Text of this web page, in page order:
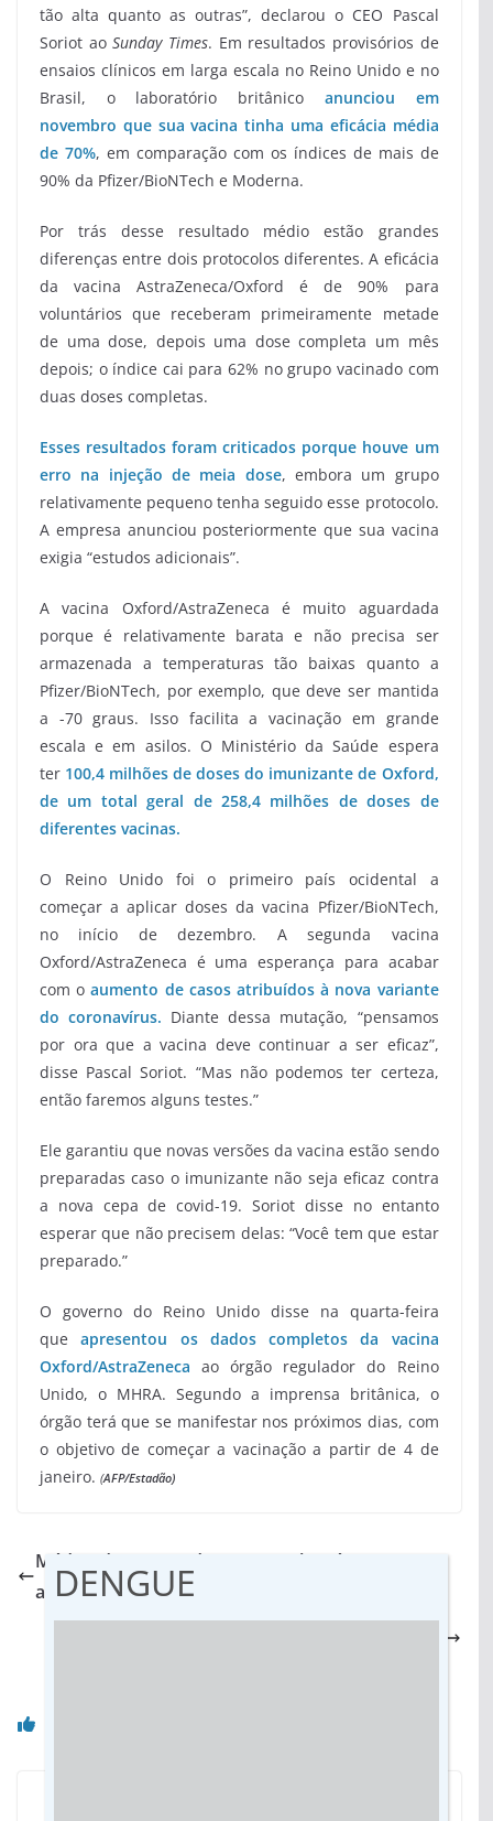
tão alta quanto as outras”, declarou o CEO Pascal
Soriot aoSunday Times. Em resultados provisórios de
ensaios clínicos em larga escala no Reino Unido e no
Brasil, o laboratório britânico anunciou em
novembro que sua vacina tinha uma eficácia média
de 70%, em comparação com os índices de mais de
90% da Pfizer/BioNTech e Moderna.
Por trás desse resultado médio estão grandes
diferenças entre dois protocolos diferentes. A eficácia
da vacina AstraZeneca/Oxford é de 90% para
voluntários que receberam primeiramente metade
de uma dose, depois uma dose completa um mês
depois; o índice cai para 62% no grupo vacinado com
duas doses completas.
Esses resultados foram criticados porque houve um
erro na injeção de meia dose, embora um grupo
relativamente pequeno tenha seguido esse protocolo.
A empresa anunciou posteriormente que sua vacina
exigia “estudos adicionais”.
A vacina Oxford/AstraZeneca é muito aguardada
porque é relativamente barata e não precisa ser
armazenada a temperaturas tão baixas quanto a
Pfizer/BioNTech, por exemplo, que deve ser mantida
a -70 graus. Isso facilita a vacinação em grande
escala e em asilos. O Ministério da Saúde espera
ter 100,4 milhões de doses do imunizante de Oxford,
de um total geral de 258,4 milhões de doses de
diferentes vacinas.
O Reino Unido foi o primeiro país ocidental a
começar a aplicar doses da vacina Pfizer/BioNTech,
no início de dezembro. A segunda vacina
Oxford/AstraZeneca é uma esperança para acabar
com oaumento de casos atribuídos à nova variante
do coronavírus. Diante dessa mutação, “pensamos
por ora que a vacina deve continuar a ser eficaz”,
disse Pascal Soriot. “Mas não podemos ter certeza,
então faremos alguns testes.”
Ele garantiu que novas versões da vacina estão sendo
preparadas caso o imunizante não seja eficaz contra
a nova cepa de covid-19. Soriot disse no entanto
esperar que não precisem delas: “Você tem que estar
preparado.”
O governo do Reino Unido disse na quarta-feira
queapresentou os dados completos da vacina
Oxford/AstraZeneca ao órgão regulador do Reino
Unido, o MHRA. Segundo a imprensa britânica, o
órgão terá que se manifestar nos próximos dias, com
o objetivo de começar a vacinação a partir de 4 de
janeiro. (AFP/Estadão)
Médica da Fiocruz diz que Brasil está 6 meses
atrasado em plano para vacina
Primeira exposição ao coronavírus pode não
DENGUE